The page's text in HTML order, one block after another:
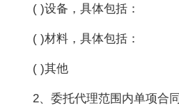
( )设备，具体包括：
( )材料，具体包括：
( )其他
2、委托代理范围内单项合同